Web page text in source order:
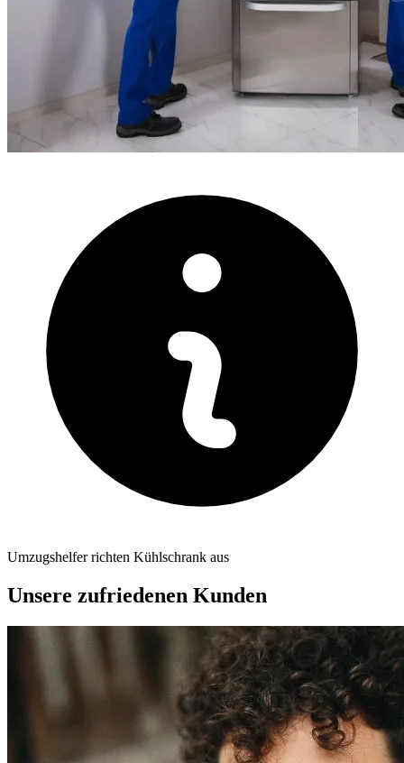
Umzugshelfer richten Kühlschrank aus
Unsere zufriedenen Kunden